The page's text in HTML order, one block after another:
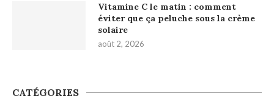
Vitamine C le matin : comment
éviter que ça peluche sous la crème
solaire
août 2, 2026
CATÉGORIES